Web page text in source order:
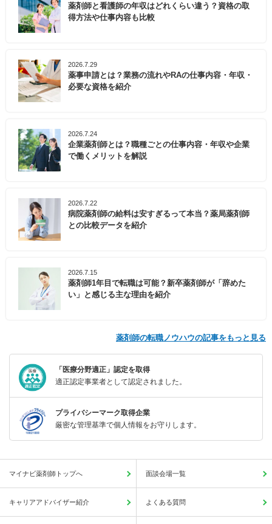
薬剤師と看護師の年収はどれくらい違う？資格の取
得方法や仕事内容も比較
2026.7.29
薬事申請とは？業務の流れやRAの仕事内容・年収・
必要な資格を紹介
2026.7.24
企業薬剤師とは？職種ごとの仕事内容・年収や企業
で働くメリットを解説
2026.7.22
病院薬剤師の給料は安すぎるって本当？薬局薬剤師
との比較データを紹介
2026.7.15
薬剤師1年目で転職は可能？新卒薬剤師が「辞めた
い」と感じる主な理由を紹介
薬剤師の転職ノウハウの記事をもっと見る
「医療分野適正」認定を取得
適正認定事業者として認定されました。
プライバシーマーク取得企業
厳密な管理基準で個人情報をお守りします。
マイナビ薬剤師トップへ 面談会場一覧
キャリアアドバイザー紹介 よくある質問